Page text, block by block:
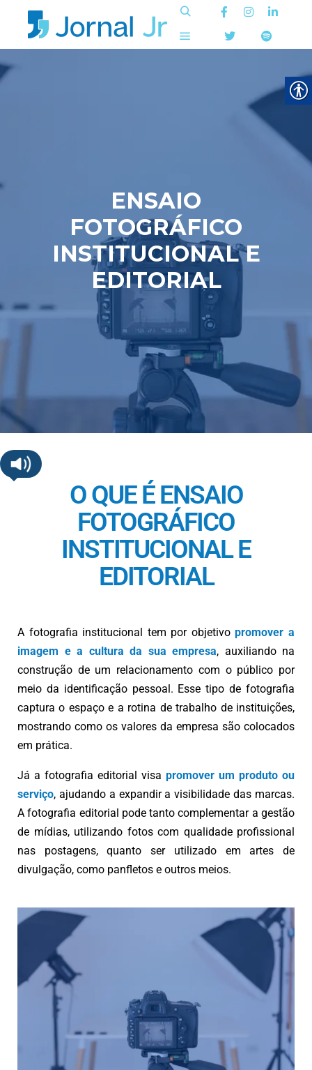
ENSAIO
FOTOGRÁFICO
INSTITUCIONAL E
EDITORIAL
O QUE É ENSAIO
FOTOGRÁFICO
INSTITUCIONAL E
EDITORIAL
A fotografia institucional tem por objetivopromover a
imagem e a cultura da sua empresa, auxiliando na
construção de um relacionamento com o público por
meio da identificação pessoal. Esse tipo de fotografia
captura o espaço e a rotina de trabalho de instituições,
mostrando como os valores da empresa são colocados
em prática.
Já a fotografia editorial visa promover um produto ou
serviço, ajudando a expandir a visibilidade das marcas.
A fotografia editorial pode tanto complementar a gestão
de mídias, utilizando fotos com qualidade profissional
nas postagens, quanto ser utilizado em artes de
divulgação, como panfletos e outros meios.